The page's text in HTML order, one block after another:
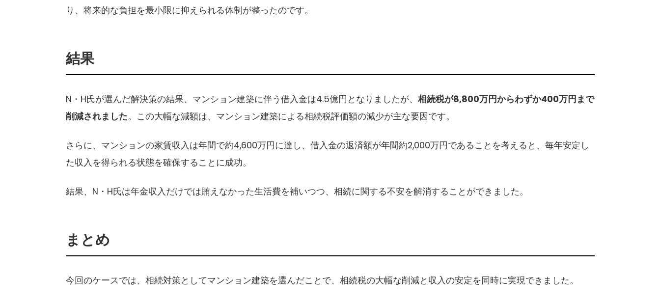
り、将来的な負担を最小限に抑えられる体制が整ったのです。
結果
N・H氏が選んだ解決策の結果、マンション建築に伴う借入金は4.5億円となりましたが、 相続税が8,800万円からわずか400万円まで
削減されました。この大幅な減額は、マンション建築による相続税評価額の減少が主な要因です。
さらに、マンションの家賃収入は年間で約4,600万円に達し、借入金の返済額が年間約2,000万円であることを考えると、毎年安定し
た収入を得られる状態を確保することに成功。
結果、N・H氏は年金収入だけでは賄えなかった生活費を補いつつ、相続に関する不安を解消することができました。
まとめ
今回のケースでは、相続対策としてマンション建築を選んだことで、相続税の大幅な削減と収入の安定を同時に実現できました。